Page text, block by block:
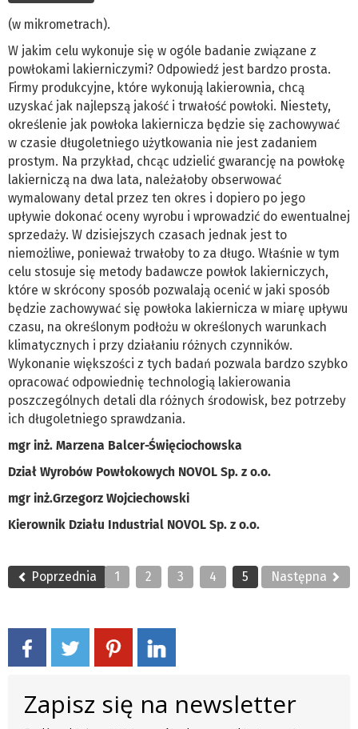
(w mikrometrach).
W jakim celu wykonuje się w ogóle badanie związane z
powłokami lakierniczymi? Odpowiedź jest bardzo prosta.
Firmy produkcyjne, które wykonują lakierownia, chcą
uzyskać jak najlepszą jakość i trwałość powłoki. Niestety,
określenie jak powłoka lakiernicza będzie się zachowywać
w czasie długoletniego użytkowania nie jest zadaniem
prostym. Na przykład, chcąc udzielić gwarancję na powłokę
lakierniczą na dwa lata, należałoby obserwować
wymalowany detal przez ten okres i dopiero po jego
upływie dokonać oceny wyrobu i wprowadzić do ewentualnej
sprzedaży. W dzisiejszych czasach jednak jest to
niemożliwe, ponieważ trwałoby to za długo. Właśnie w tym
celu stosuje się metody badawcze powłok lakierniczych,
które w skrócony sposób pozwalają ocenić w jaki sposób
będzie zachowywać się powłoka lakiernicza w miarę upływu
czasu, na określonym podłożu w określonych warunkach
klimatycznych i przy działaniu różnych czynników.
Wykonanie większości z tych badań pozwala bardzo szybko
opracować odpowiednię technologią lakierowania
poszczególnych detali dla różnych środowisk, bez potrzeby
ich długoletniego sprawdzania.
mgr inż. Marzena Balcer-Święciochowska
Dział Wyrobów Powłokowych NOVOL Sp. z o.o.
mgr inż.Grzegorz Wojciechowski
Kierownik Działu Industrial NOVOL Sp. z o.o.
Poprzednia 1 2 3 4 5 Następna
Zapisz się na newsletter